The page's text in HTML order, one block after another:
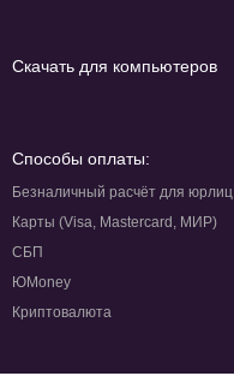
Скачать для компьютеров
Способы оплаты:
Безналичный расчёт для юрлиц
Карты (Visa, Mastercard, МИР)
СБП
ЮMoney
Криптовалюта